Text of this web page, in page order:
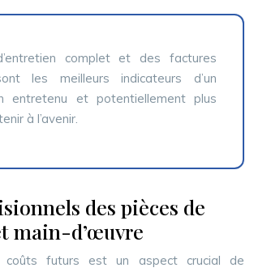
complet et des factures
les meilleurs indicateurs d’un
entretenu et potentiellement plus
à l’avenir.
des pièces de
main-d’œuvre
coûts futurs est un aspect crucial de